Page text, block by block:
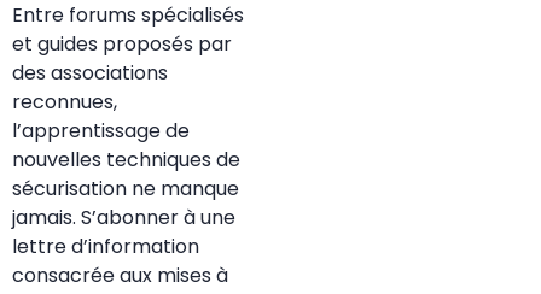
Entre forums spécialisés
et guides proposés par
des associations
reconnues,
l’apprentissage de
nouvelles techniques de
sécurisation ne manque
jamais. S’abonner à une
lettre d’information
consacrée aux mises à